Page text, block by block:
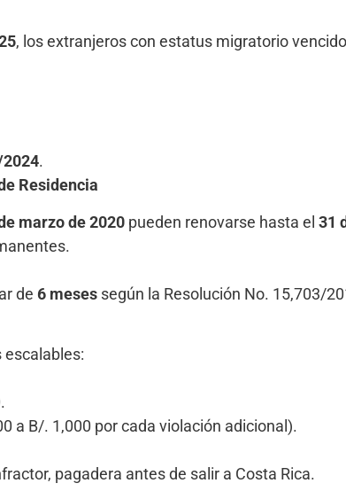
, los extranjeros con estatus migratorio
.
Residencia
marzo de 2020 pueden renovarse hasta el 31
de 6 meses según la Resolución No. 15,703/
a B/. 1,000 por cada violación adicional).
pagadera antes de salir a Costa Rica.